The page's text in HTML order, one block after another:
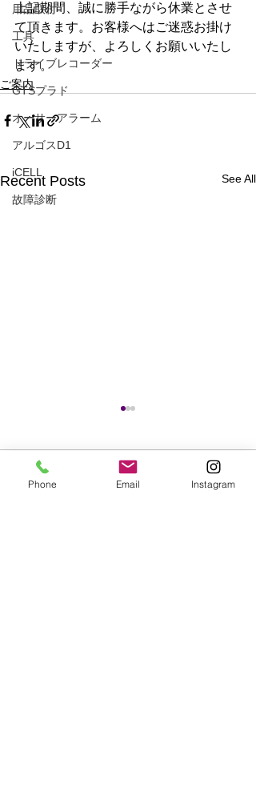
用品取付
工具
ドライブレコーダー
GTSプラド
オーサーアラーム
アルゴスD1
iCELL
故障診断
上記期間、誠に勝手ながら休業とさせ
て頂きます。お客様へはご迷惑お掛け
いたしますが、よろしくお願いいたし
ます。
ご案内
Recent Posts See All
Comments
Phone Email Instagram